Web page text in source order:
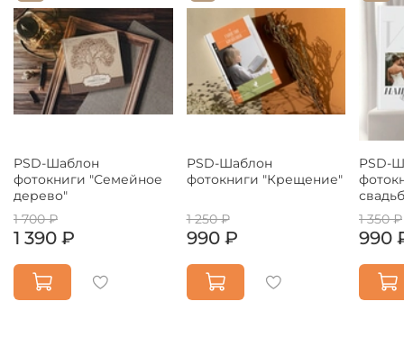
PSD-Шаблон
фотокниги "Семейное
дерево"
1 700 ₽
1 390 ₽
PSD-Шаблон
фотокниги "Крещение"
1 250 ₽
990 ₽
PSD-
1 350 ₽
990